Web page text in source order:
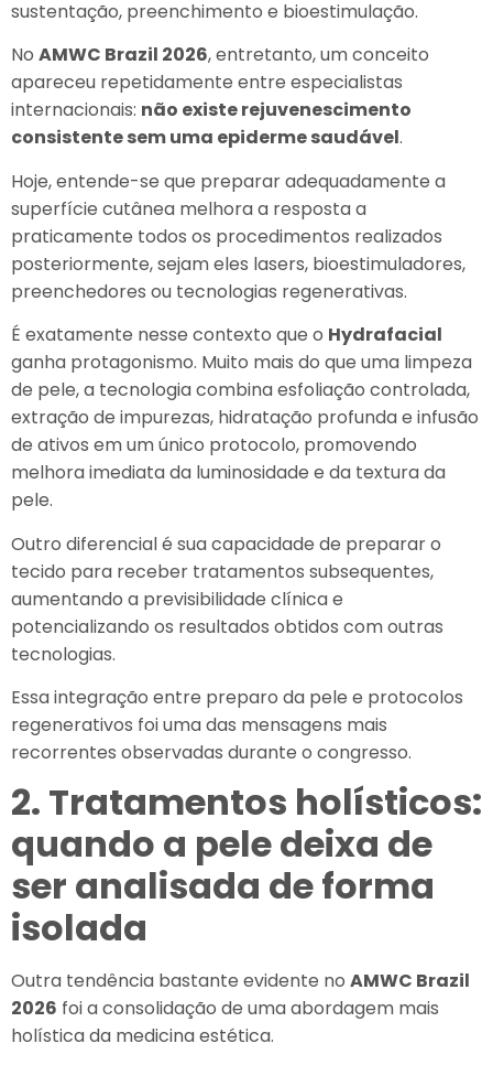
sustentação, preenchimento e bioestimulação.
No AMWC Brazil 2026, entretanto, um conceito
apareceu repetidamente entre especialistas
internacionais: não existe rejuvenescimento
consistente sem uma epiderme saudável.
Hoje, entende-se que preparar adequadamente a
superfície cutânea melhora a resposta a
praticamente todos os procedimentos realizados
posteriormente, sejam eles lasers, bioestimuladores,
preenchedores ou tecnologias regenerativas.
É exatamente nesse contexto que o Hydrafacial
ganha protagonismo. Muito mais do que uma limpeza
de pele, a tecnologia combina esfoliação controlada,
extração de impurezas, hidratação profunda e infusão
de ativos em um único protocolo, promovendo
melhora imediata da luminosidade e da textura da
pele.
Outro diferencial é sua capacidade de preparar o
tecido para receber tratamentos subsequentes,
aumentando a previsibilidade clínica e
potencializando os resultados obtidos com outras
tecnologias.
Essa integração entre preparo da pele e protocolos
regenerativos foi uma das mensagens mais
recorrentes observadas durante o congresso.
2. Tratamentos holísticos:
quando a pele deixa de
ser analisada de forma
isolada
Outra tendência bastante evidente no AMWC Brazil
2026 foi a consolidação de uma abordagem mais
holística da medicina estética.